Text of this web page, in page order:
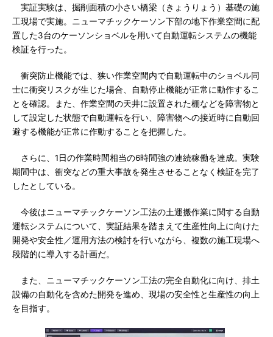
実証実験は、掘削面積の小さい橋梁（きょうりょう）基礎の施
工現場で実施。ニューマチックケーソン下部の地下作業空間に配
置した3台のケーソンショベルを用いて自動運転システムの機能
検証を行った。
衝突防止機能では、狭い作業空間内で自動運転中のショベル同
士に衝突リスクが生じた場合、自動停止機能が正常に動作するこ
とを確認。また、作業空間の天井に設置された棚などを障害物と
して設定した状態で自動運転を行い、障害物への接近時に自動回
避する機能が正常に作動することを把握した。
さらに、1日の作業時間相当の6時間強の連続稼働を達成。実験
期間中は、衝突などの重大事故を発生させることなく検証を完了
したとしている。
今後はニューマチックケーソン工法の土運搬作業に関する自動
運転システムについて、実証結果を踏まえて生産性向上に向けた
開発や安全性／運用方法の検討を行いながら、複数の施工現場へ
段階的に導入する計画だ。
また、ニューマチックケーソン工法の完全自動化に向け、排土
設備の自動化を含めた開発を進め、現場の安全性と生産性の向上
を目指す。